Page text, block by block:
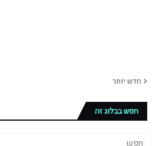
חדש יותר
חפש בבלוג זה